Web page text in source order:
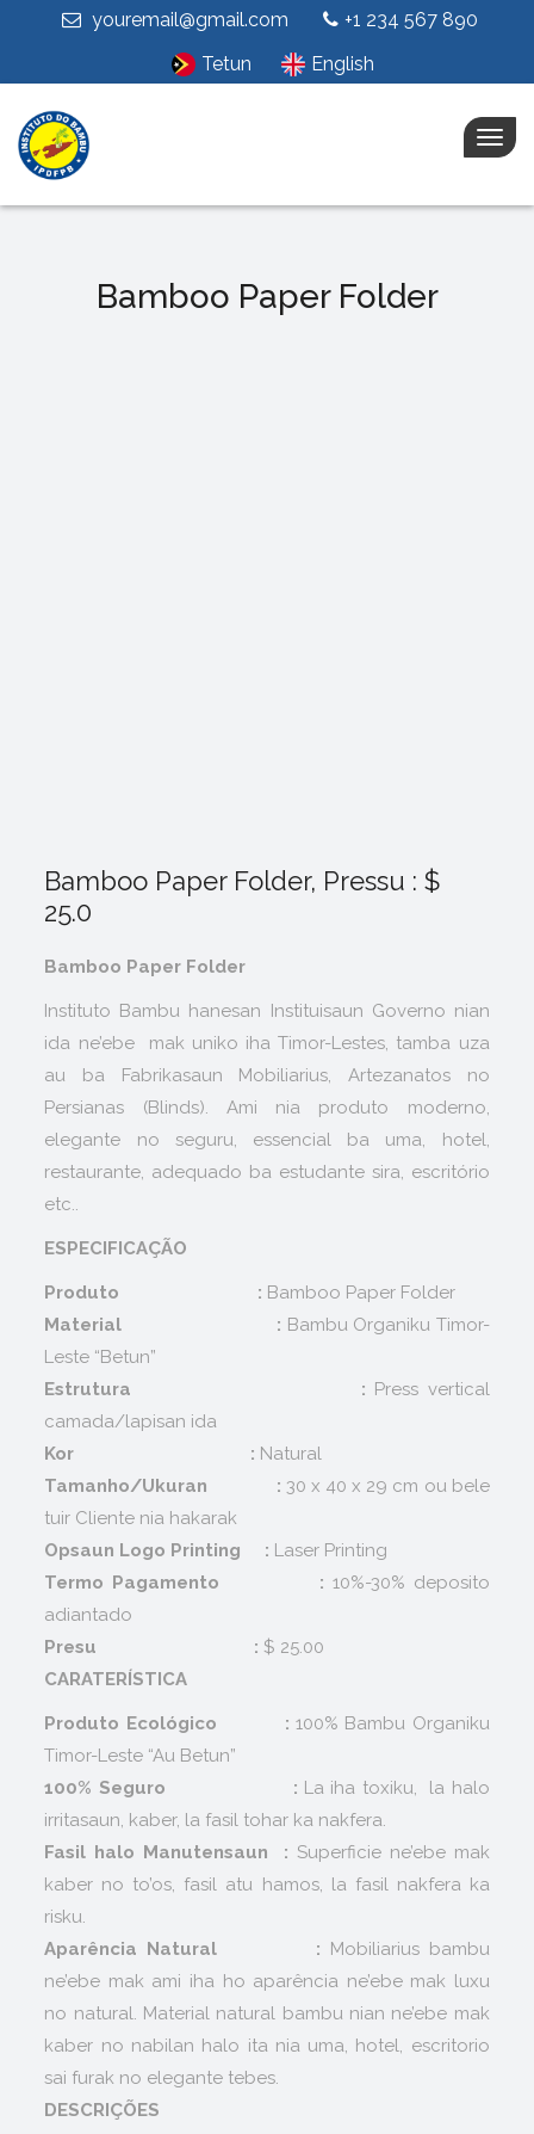
youremail@gmail.com
+1 234 567 890
Tetun
English
Bamboo Paper Folder
Bamboo Paper Folder, Pressu : $
25.0
Bamboo Paper Folder
Instituto Bambu hanesan Instituisaun Governo nian
ida ne’ebe mak uniko iha Timor-Lestes, tamba uza
au ba Fabrikasaun Mobiliarius, Artezanatos no
Persianas (Blinds). Ami nia produto moderno,
elegante no seguru, essencial ba uma, hotel,
restaurante, adequado ba estudante sira, escritório
etc..
ESPECIFICAÇÃO
Produto : Bamboo Paper Folder
Material : Bambu Organiku Timor-
Leste “Betun”
Estrutura : Press vertical
camada/lapisan ida
Kor : Natural
Tamanho/Ukuran : 30 x 40 x 29 cm ou bele
tuir Cliente nia hakarak
Opsaun Logo Printing : Laser Printing
Termo Pagamento : 10%-30% deposito
adiantado
Presu : $ 25.00
CARATERÍSTICA
Produto Ecológico : 100% Bambu Organiku
Timor-Leste “Au Betun”
100% Seguro : La iha toxiku, la halo
irritasaun, kaber, la fasil tohar ka nakfera.
Fasil halo Manutensaun : Superficie ne’ebe mak
kaber no to’os, fasil atu hamos, la fasil nakfera ka
risku.
Aparência Natural : Mobiliarius bambu
ne’ebe mak ami iha ho aparência ne’ebe mak luxu
no natural. Material natural bambu nian ne’ebe mak
kaber no nabilan halo ita nia uma, hotel, escritorio
sai furak no elegante tebes.
DESCRIÇÕES